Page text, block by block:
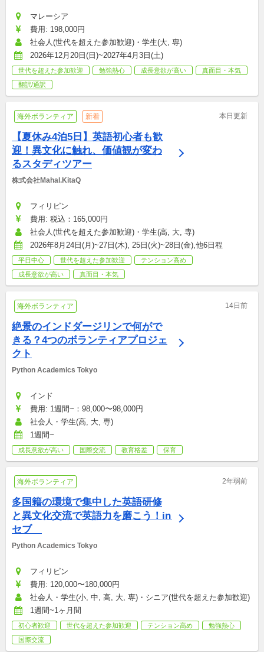
マレーシア
費用: 198,000円
社会人(世代を超えた参加歓迎)・学生(大, 専)
2026年12月20日(日)~2027年4月3日(土)
世代を超えた参加歓迎 勉強熱心 成長意欲が高い
真面目・本気
翻訳/通訳
海外ボランティア 新着 本日更新
【夏休み4泊5日】英語初心者も歓
迎！異文化に触れ、価値観が変わ
るスタディツアー
株式会社Mahal.KitaQ
フィリピン
費用: 税込：165,000円
社会人(世代を超えた参加歓迎)・学生(高, 大, 専)
2026年8月24日(月)~27日(木), 25日(火)~28日(金),他6日程
平日中心 世代を超えた参加歓迎
テンション高め
成長意欲が高い
真面目・本気
海外ボランティア 14日前
絶景のインドダージリンで何がで
きる？4つのボランティアプロジェ
クト
Python Academics Tokyo
インド
費用: 1週間~：98,000〜98,000円
社会人・学生(高, 大, 専)
1週間~
成長意欲が高い 国際交流 教育格差 保育
海外ボランティア 2年弱前
多国籍の環境で集中した英語研修
と異文化交流で英語力を磨こう！in
セブ
Python Academics Tokyo
フィリピン
費用: 120,000〜180,000円
社会人・学生(小, 中, 高, 大, 専)・シニア(世代を超えた参加歓迎)
1週間~1ヶ月間
初心者歓迎 世代を超えた参加歓迎 テンション高め
勉強熱心
国際交流